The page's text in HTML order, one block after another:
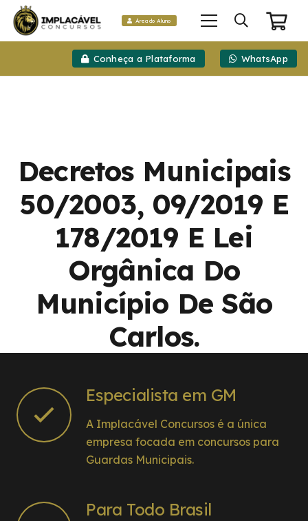
Área do Aluno
Conheça a Plataforma WhatsApp
Decretos Municipais
50/2003, 09/2019 E
178/2019 E Lei
Orgânica Do
Município De São
Carlos.
Especialista em GM
A Implacável Concursos é a única
empresa focada em concursos para
Guardas Municipais.
Para Todo Brasil